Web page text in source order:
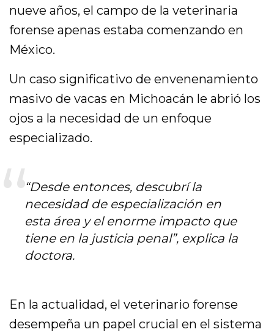
nueve años, el campo de la veterinaria
forense apenas estaba comenzando en
México.
Un caso significativo de envenenamiento
masivo de vacas en Michoacán le abrió los
ojos a la necesidad de un enfoque
especializado.
“Desde entonces, descubrí la
necesidad de especialización en
esta área y el enorme impacto que
tiene en la justicia penal”, explica la
doctora.
En la actualidad, el veterinario forense
desempeña un papel crucial en el sistema